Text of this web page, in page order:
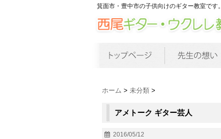
箕面市・豊中市の子供向けのギター教室です。
ホーム > 未分類 >
アメトーク ギター芸人
2016/05/12